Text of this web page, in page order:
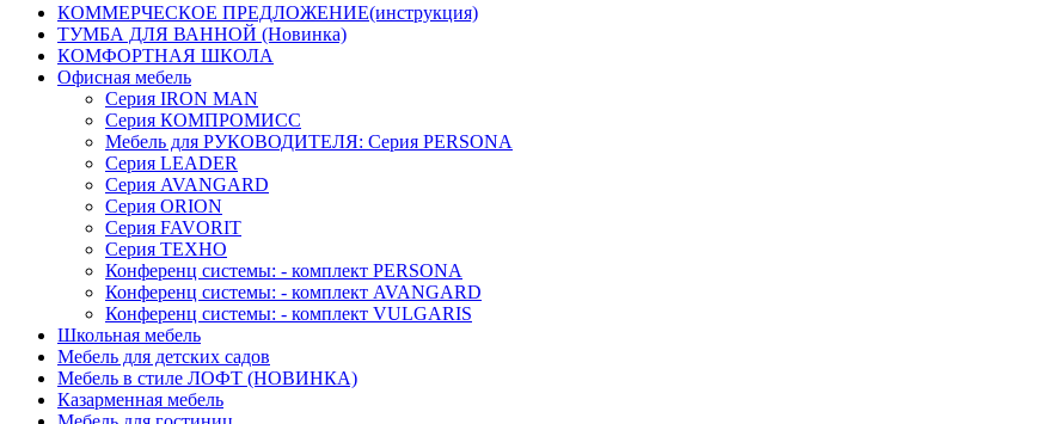
КОММЕРЧЕСКОЕ ПРЕДЛОЖЕНИЕ(инструкция)
ТУМБА ДЛЯ ВАННОЙ (Новинка)
КОМФОРТНАЯ ШКОЛА
Офисная мебель
Серия IRON MAN
Серия КОМПРОМИСС
Мебель для РУКОВОДИТЕЛЯ: Серия PERSONA
Серия LEADER
Серия AVANGARD
Серия ORION
Серия FAVORIT
Серия ТЕХНО
Конференц системы: - комплект PERSONA
Конференц системы: - комплект AVANGARD
Конференц системы: - комплект VULGARIS
Школьная мебель
Мебель для детских садов
Мебель в стиле ЛОФТ (НОВИНКА)
Казарменная мебель